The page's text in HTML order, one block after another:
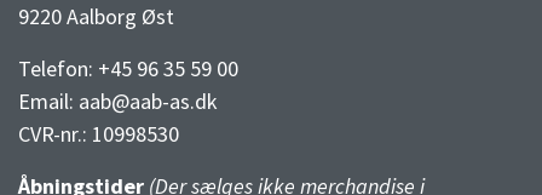
9220 Aalborg Øst
Telefon: +45 96 35 59 00
Email: aab@aab-as.dk
CVR-nr.: 10998530
Åbningstider (Der sælges ikke merchandise i